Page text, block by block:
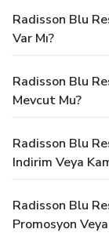
Radisson Blu
Var Mı?
Radisson Blu
Mevcut Mu?
Radisson Blu
Indirim Veya
Radisson Blu
Promosyon